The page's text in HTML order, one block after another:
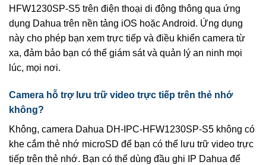
HFW1230SP-S5 trên điện thoại di động thông qua ứng
dụng Dahua trên nền tảng iOS hoặc Android. Ứng dụng
này cho phép bạn xem trực tiếp và điều khiển camera từ
xa, đảm bảo bạn có thể giám sát và quản lý an ninh mọi
lúc, mọi nơi.
Camera hỗ trợ lưu trữ video trực tiếp trên thẻ nhớ
không?
Không, camera Dahua DH-IPC-HFW1230SP-S5 không có
khe cắm thẻ nhớ microSD để bạn có thể lưu trữ video trực
tiếp trên thẻ nhớ. Bạn có thể dùng đầu ghi IP Dahua để